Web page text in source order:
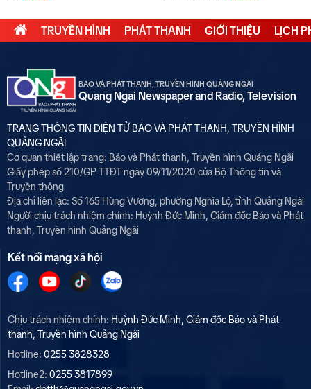
TRUYỀN HÌNH PHÁT THANH GIỚI THIỆU LỊCH
BÁO VÀ PHÁT THANH, TRUYỀN HÌNH QUẢNG NGÃI
Quang Ngai Newspaper and Radio, Television
TRANG THÔNG TIN ĐIỆN TỬ BÁO VÀ PHÁT THANH, TRUYỀN HÌNH
QUẢNG NGÃI
Cơ quan thiết lập trang: Báo và Phát thanh, Truyền hình Quảng Ngãi
Giấy phép số 210/GP-TTĐT ngày 09/11/2020 của Bộ Thông tin và
Truyền thông
Địa chỉ liên lạc: Số 165 Hùng Vương, phường Nghĩa Lộ, tỉnh Quảng Ngãi
Người chịu trách nhiệm chính: Huỳnh Đức Minh, Giám đốc Báo và Phát
thanh, Truyền hình Quảng Ngãi
Kết nối mạng xã hội
Chịu trách nhiệm chính: Huỳnh Đức Minh, Giám đốc Báo và Phát
thanh, Truyền hình Quảng Ngãi
Hotline: 0255 3828328
Hotline2: 0255 3817899